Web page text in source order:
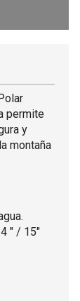
permite
y
montaña
" / 15"